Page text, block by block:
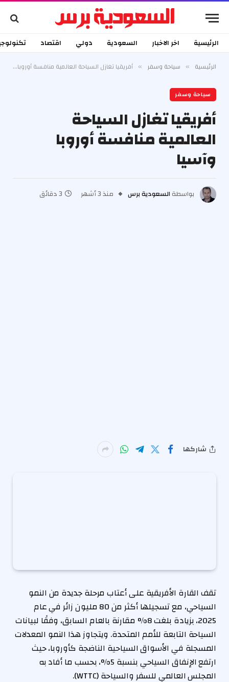
الرئيسية اخر الاخبار السعودية دولي اقتصاد
الرئيسية » سياحة وسفر » أفريقيا تغازل السياحة العالمية منافسة أوروبا وآسيا
سياحة وسفر
أفريقيا تغازل السياحة
العالمية منافسة أوروبا
وآسيا
بواسطة السعودية برس منذ 3 أشهر 3 دقائق
شاركها
تقف القارة الأفريقية على أعتاب مرحلة جديدة من النمو
السياحي، مع تسجيلها أكثر من 80 مليون زائر في عام
2025، بزيادة بلغت 8% مقارنة بالعام السابق، وفقًا لبيانات
السياحة التابعة للأمم المتحدة. ويتجاوز هذا النمو المعدلات
المسجلة في الأسواق السياحية الناضجة كأوروبا، حيث
ارتفع الإنفاق السياحي بنسبة 5%، بحسب ما أفاد به
المجلس العالمي للسفر والسياحة (WTTC).